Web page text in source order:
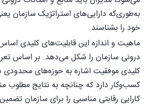
به‌طوری‌که دارایی‌های استراتژیک سازمان
خود را بشناسند.
ماهیت و اندازه این قابلیت‌های کلیدی
درونی سازمان را شکل می‌دهد. بر اساس
کلیدی موفقیت اشاره به حوزه‌های محدودی
کسب‌وکار دارد که چنانچه به نتایج مطلوب
کارایی رقابتی مناسبی را برای سازمان